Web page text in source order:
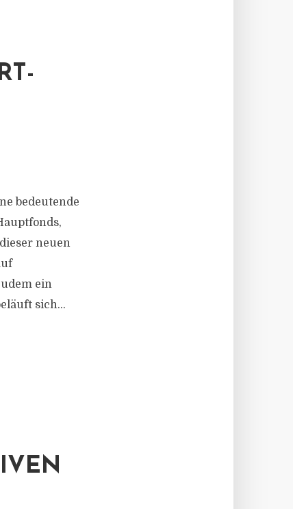
bedeutende
neuen
ein
sich...